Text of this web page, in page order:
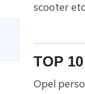
scooter
TOP 10
Opel